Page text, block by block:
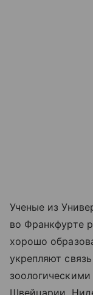
Ученые из
во Франкфурте
хорошо
укрепляют
Швейцарии,